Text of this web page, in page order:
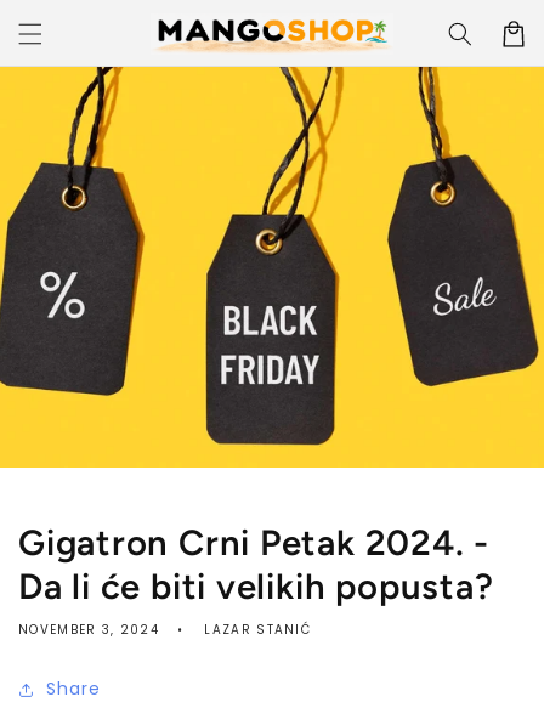
Skip to
content
Korpa
Gigatron Crni Petak 2024. -
Da li će biti velikih popusta?
NOVEMBER 3, 2024 LAZAR STANIĆ
Share